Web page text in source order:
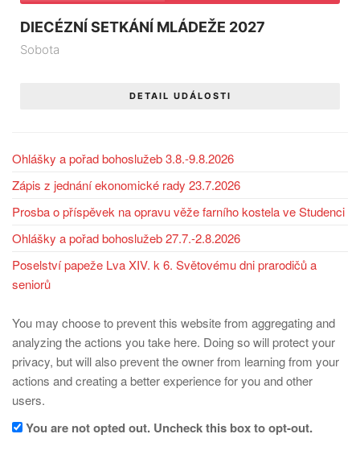
DIECÉZNÍ SETKÁNÍ MLÁDEŽE 2027
Sobota
DETAIL UDÁLOSTI
Ohlášky a pořad bohoslužeb 3.8.-9.8.2026
Zápis z jednání ekonomické rady 23.7.2026
Prosba o příspěvek na opravu věže farního kostela ve Studenci
Ohlášky a pořad bohoslužeb 27.7.-2.8.2026
Poselství papeže Lva XIV. k 6. Světovému dni prarodičů a
seniorů
You may choose to prevent this website from aggregating and
analyzing the actions you take here. Doing so will protect your
privacy, but will also prevent the owner from learning from your
actions and creating a better experience for you and other
users.
You are not opted out. Uncheck this box to opt-out.